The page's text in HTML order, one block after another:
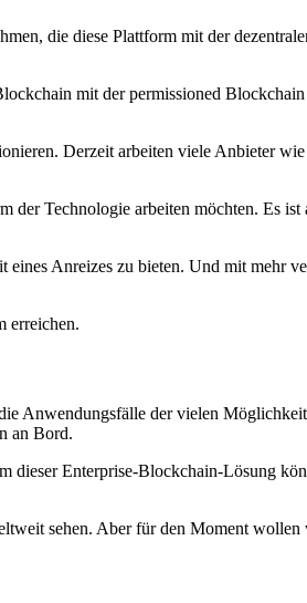
die diese Plattform mit der
mit der permissioned Blockchain
Derzeit arbeiten viele Anbieter
der Technologie arbeiten möchten. Es
Anreizes zu bieten. Und mit mehr
erreichen.
Anwendungsfälle der vielen
an Bord.
dieser Enterprise-Blockchain-Lösung
sehen. Aber für den Moment